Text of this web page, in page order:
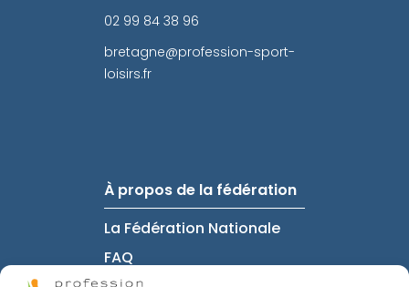
02 99 84 38 96
bretagne@profession-sport-
loisirs.fr
À propos de la fédération
La Fédération Nationale
FAQ